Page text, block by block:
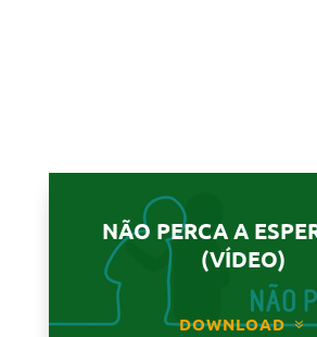
NÃO PERCA A
(VÍDEO)
DOWNLOAD